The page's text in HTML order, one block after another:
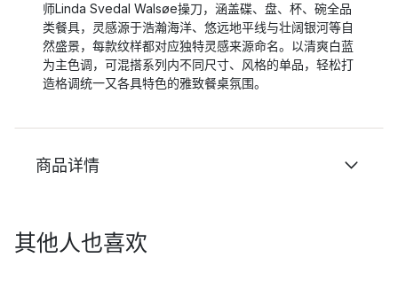
师Linda Svedal Walsøe操刀，涵盖碟、盘、杯、碗全品
类餐具，灵感源于浩瀚海洋、悠远地平线与壮阔银河等自
然盛景，每款纹样都对应独特灵感来源命名。以清爽白蓝
为主色调，可混搭系列内不同尺寸、风格的单品，轻松打
造格调统一又各具特色的雅致餐桌氛围。
商品详情
其他人也喜欢